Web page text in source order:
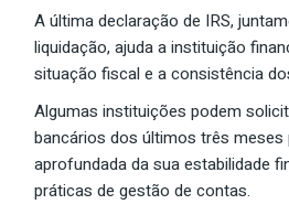
A última declaração de IRS,
liquidação, ajuda a instituição
situação fiscal e a consistência
Algumas instituições podem
bancários dos últimos três meses
aprofundada da sua estabilidade
práticas de gestão de contas.